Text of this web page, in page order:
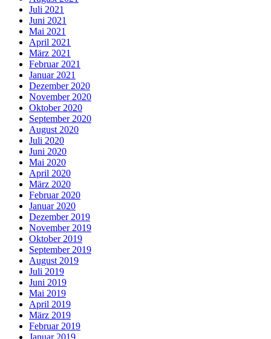
Juli 2021
Juni 2021
Mai 2021
April 2021
März 2021
Februar 2021
Januar 2021
Dezember 2020
November 2020
Oktober 2020
September 2020
August 2020
Juli 2020
Juni 2020
Mai 2020
April 2020
März 2020
Februar 2020
Januar 2020
Dezember 2019
November 2019
Oktober 2019
September 2019
August 2019
Juli 2019
Juni 2019
Mai 2019
April 2019
März 2019
Februar 2019
Januar 2019